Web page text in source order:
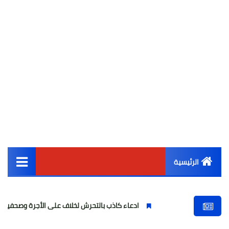
الرئيسية
أخبار مصر
ادعاء كاذب بالتحرش لخلاف على الأجرة وصحفية وهمية